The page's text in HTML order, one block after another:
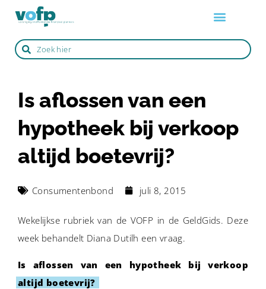
Is aflossen van een
hypotheek bij verkoop
altijd boetevrij?
Consumentenbond juli 8, 2015
Wekelijkse rubriek van de VOFP in de GeldGids. Deze
week behandelt Diana Dutilh een vraag.
Is aflossen van een hypotheek bij verkoop
altijd boetevrij?